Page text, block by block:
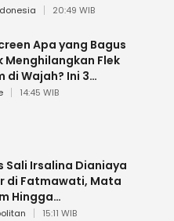
20:49 WIB
Apa yang Bagus
Menghilangkan Flek
di Wajah? Ini 3
sesuai Review
14:45 WIB
Sali Irsalina Dianiaya
di Fatmawati, Mata
Hingga
Polantas
15:11 WIB